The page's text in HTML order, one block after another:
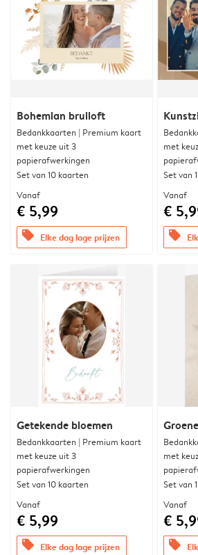
Bohemian bruiloft
Bedankkaarten | Premium kaart
met keuze uit 3
papierafwerkingen
Set van 10 kaarten
Vanaf
€ 5,99
offers Elke dag lage prijzen
met
Set van
Vanaf
€
offers
Getekende bloemen
Bedankkaarten | Premium kaart
met keuze uit 3
papierafwerkingen
Set van 10 kaarten
Vanaf
€ 5,99
offers Elke dag lage prijzen
met
Set van
Vanaf
€
offers